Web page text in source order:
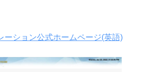
ーション公式ホームページ(英語)